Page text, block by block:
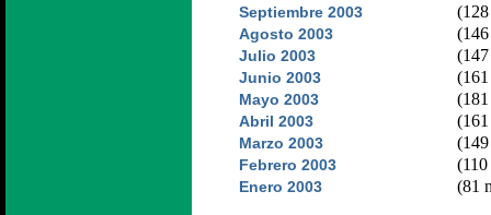
Septiembre 2003
Agosto 2003
Julio 2003
Junio 2003
Mayo 2003
Abril 2003
Marzo 2003
Febrero 2003
Enero 2003 (81